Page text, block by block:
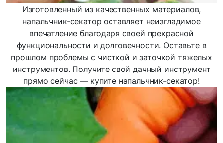
Изготовленный из качественных материалов,
напальчник-секатор оставляет неизгладимое
впечатление благодаря своей прекрасной
функциональности и долговечности. Оставьте в
прошлом проблемы с чисткой и заточкой тяжелых
инструментов. Получите свой дачный инструмент
прямо сейчас — купите напальчник-секатор!